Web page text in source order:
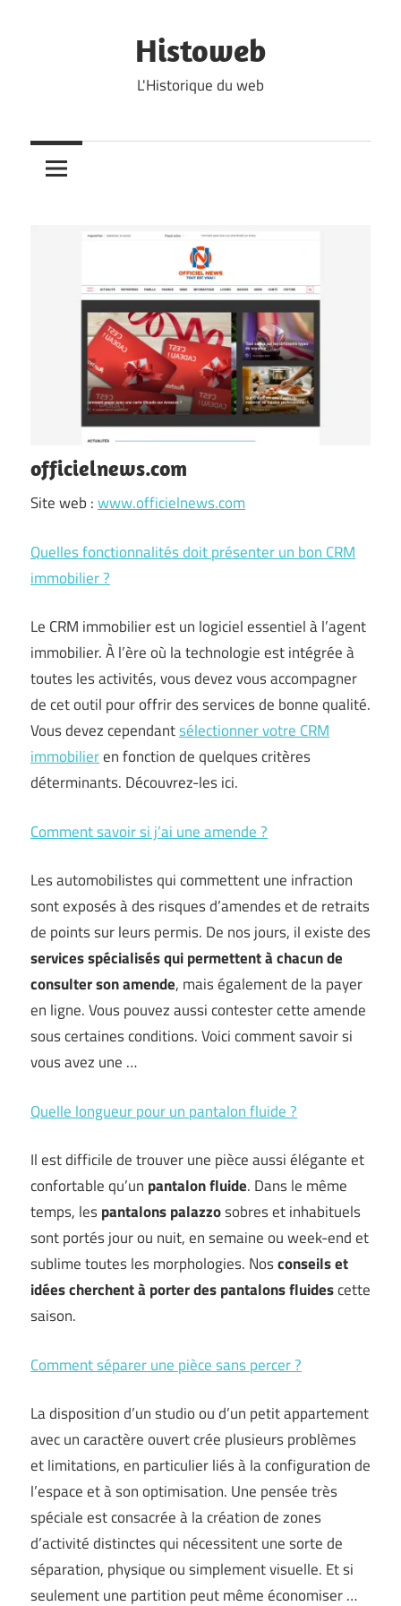
Histoweb
L'Historique du web
officielnews.com
Site web :www.officielnews.com
Quelles fonctionnalités doit présenter un bon CRM
immobilier ?
Le CRM immobilier est un logiciel essentiel à l’agent
immobilier. À l’ère où la technologie est intégrée à
toutes les activités, vous devez vous accompagner
de cet outil pour offrir des services de bonne qualité.
Vous devez cependantsélectionner votre CRM
immobilieren fonction de quelques critères
déterminants. Découvrez-les ici.
Comment savoir si j’ai une amende ?
Les automobilistes qui commettent une infraction
sont exposés à des risques d’amendes et de retraits
de points sur leurs permis. De nos jours, il existe des
services spécialisés qui permettent à chacun de
consulter son amende, mais également de la payer
en ligne. Vous pouvez aussi contester cette amende
sous certaines conditions. Voici comment savoir si
vous avez une …
Quelle longueur pour un pantalon fluide ?
Il est difficile de trouver une pièce aussi élégante et
confortable qu’un pantalon fluide. Dans le même
temps, lespantalons palazzosobres et inhabituels
sont portés jour ou nuit, en semaine ou week-end et
sublime toutes les morphologies. Nosconseils et
idées cherchent à porter des pantalons fluidescette
saison.
Comment séparer une pièce sans percer ?
La disposition d’un studio ou d’un petit appartement
avec un caractère ouvert crée plusieurs problèmes
et limitations, en particulier liés à la configuration de
l’espace et à son optimisation. Une pensée très
spéciale est consacrée à la création de zones
d’activité distinctes qui nécessitent une sorte de
séparation, physique ou simplement visuelle. Et si
seulement une partition peut même économiser …